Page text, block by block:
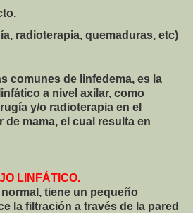
radioterapia, quemaduras, etc)
comunes de linfedema, es la
a nivel axilar, como
y/o radioterapia en el
de mama, el cual resulta en
LINFÁTICO.
tiene un pequeño
la filtración a través de la pared